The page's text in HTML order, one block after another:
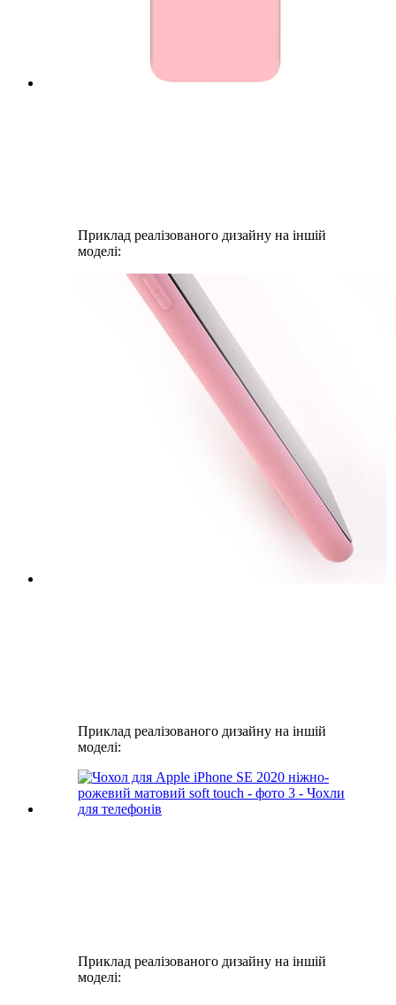
Приклад реалізованого дизайну на іншій
моделі:
Приклад реалізованого дизайну на іншій
моделі:
Приклад реалізованого дизайну на іншій
моделі: